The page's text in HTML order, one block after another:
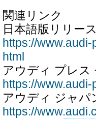
関連リンク
日本語版リリース
https://
html
アウディ プレス
https://
アウディ ジャパ
https://